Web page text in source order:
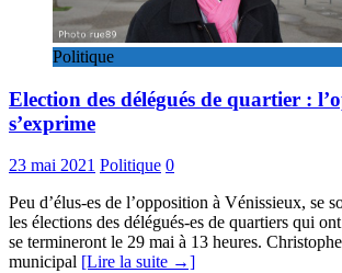
Politique
Election des délégués de quartier :
s’exprime
23 mai 2021 Politique 0
Peu d’élus-es de l’opposition à Vénissieux, se
les élections des délégués-es de quartiers qui
se termineront le 29 mai à 13 heures.
municipal [Lire la suite →]